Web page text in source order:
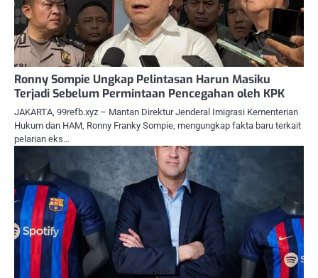
Ronny Sompie Ungkap Pelintasan Harun Masiku
Terjadi Sebelum Permintaan Pencegahan oleh KPK
JAKARTA, 99refb.xyz – Mantan Direktur Jenderal Imigrasi Kementerian
Hukum dan HAM, Ronny Franky Sompie, mengungkap fakta baru terkait
pelarian eks…